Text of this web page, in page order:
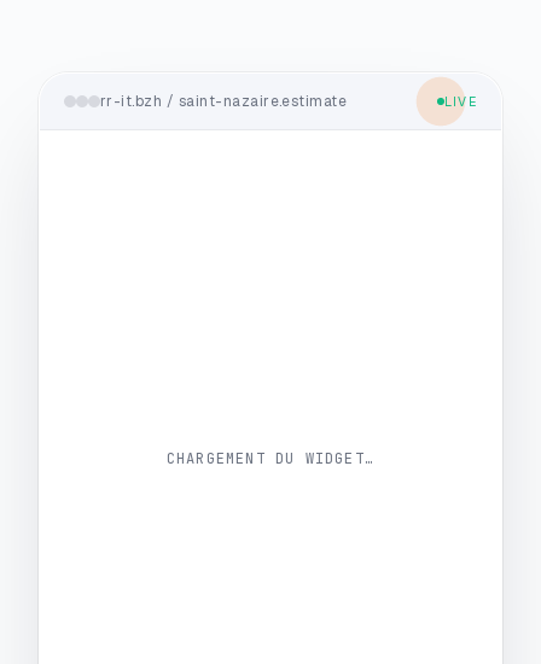
rr-it.bzh / saint-nazaire.estimate LIVE